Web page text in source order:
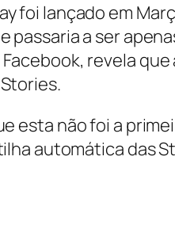
foi lançado em
passaria a ser
revela
esta não foi a
automática das